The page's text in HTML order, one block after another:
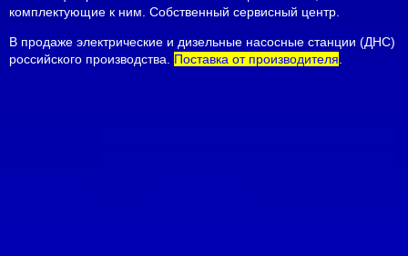
комплектующие к ним. Собственный сервисный центр.
В продаже электрические и дизельные насосные станции (ДНС)
российского производства. Поставка от производителя